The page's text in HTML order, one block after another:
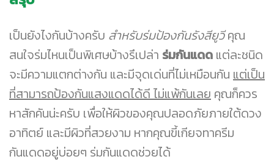
เป็นยังไงกันบ้างครับ สำหรับร่มป้องกันรังสียูวีคุณ
สนใจร่มไหนเป็นพิเศษบ้างรึเปล่า ร่มกันแดด แต่ละชนิด
จะมีความแตกต่างกัน และมีจุดเด่นที่ไม่เหมือนกัน แต่เป็น
ที่สามารถป้องกันแสงแดดได้ดี ไม่แพ้กันเลย คุณก็ควร
หาสักคันน่ะครับ เพื่อให้ผิวของคุณปลอดภัยภายใต้ดวง
อาทิตย์ และมีผิวที่สวยงาม หากคุณขี้เกียจทาครีม
กันแดดอยู่บ่อยๆ ร่มกันแดดช่วยได้